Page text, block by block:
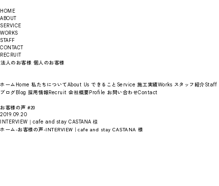
HOME
ABOUT
SERVICE
WORKS
STAFF
CONTACT
RECRUIT
法人のお客様 個人のお客様
ホーム Home 私たちについてAbout Us できること Service 施工実績Works スタッフ紹介Staff
ブログBlog 採用情報Recruit 会社概要Profile お問い合わせContact
お客様の声 #20
2019.09.20
INTERVIEW｜cafe and stay CASTANA 様
ホーム-お客様の声-INTERVIEW｜cafe and stay CASTANA 様